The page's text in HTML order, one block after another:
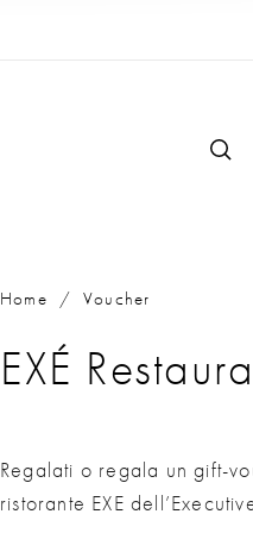
Home / Voucher
EXÉ
Regalati o regala un gift-
ristorante EXE